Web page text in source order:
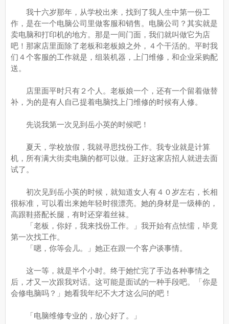
我十六岁那年，从学校出来，找到了我人生中第一份工
作，是在一个电脑公司里做客服和销售。电脑公司？其实就是
卖电脑和打印机的地方。那是一间门面，我们就叫做它为店
吧！那家店里面除了老板和老板娘之外，４个干活的。平时我
们４个客服的工作就是，组装机器，上门维修，和企业采购配
送。
店里面平时只有２个人。老板娘一个，还有一个留着做替
补，为的是有人自己提着电脑找上门维修的时候有人修。
先说我第一次见到岳小英的时候吧！
夏天，学校放假，我就寻思找份工作。我专业就是计算
机，所有满大街卖电脑的都可以做。正好这家店招人就进去面
试了。
初次见到岳小英的时候，就知道女人有４０岁左右，长相
很标准，可以看出来她年轻时很漂亮。她的身材是一级棒的，
高跟鞋搭配长腿，有时还穿着丝袜。
「老板，你好，我来找份工作。」我开始有点怯懦，毕竟
第一次找工作。
「嗯，你等会儿。」她正在跟一个客户谈事情。
这一等，就是半个小时。终于她忙完了手边各种事情之
后，才又一次跟我对话。这可能是面试的一种手段吧。「你是
会修电脑吗？」她看我年纪不大才这么问的吧！
「电脑维修专业的，放心好了。」